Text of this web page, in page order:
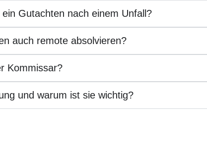
Gutachten nach einem Unfall?
auch remote absolvieren?
Kommissar?
und warum ist sie wichtig?